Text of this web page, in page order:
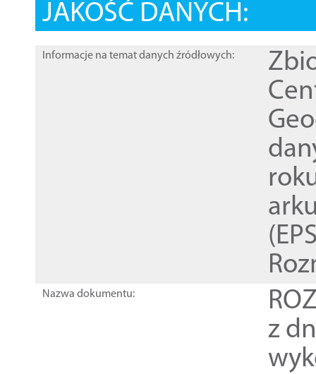
JAKOŚĆ DANYCH:
Informacje na temat danych źródłowych:
Nazwa dokumentu:
z